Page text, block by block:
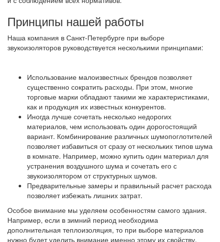
Принципы нашей работы
Наша компания в Санкт-Петербурге при выборе
звукоизоляторов руководствуется несколькими принципами:
Использование малоизвестных брендов позволяет
существенно сократить расходы. При этом, многие
торговые марки обладают такими же характеристиками,
как и продукция их известных конкурентов.
Иногда лучше сочетать несколько недорогих
материалов, чем использовать один дорогостоящий
вариант. Комбинирование различных шумопоглотителей
позволяет избавиться от сразу от нескольких типов шума
в комнате. Например, можно купить один материал для
устранения воздушного шума и сочетать его с
звукоизолятором от структурных шумов.
Предварительные замеры и правильный расчет расхода
позволяет избежать лишних затрат.
Особое внимание мы уделяем особенностям самого здания.
Например, если в зимний период необходима
дополнительная теплоизоляция, то при выборе материалов
нужно будет уделить внимание именно этому их свойству.